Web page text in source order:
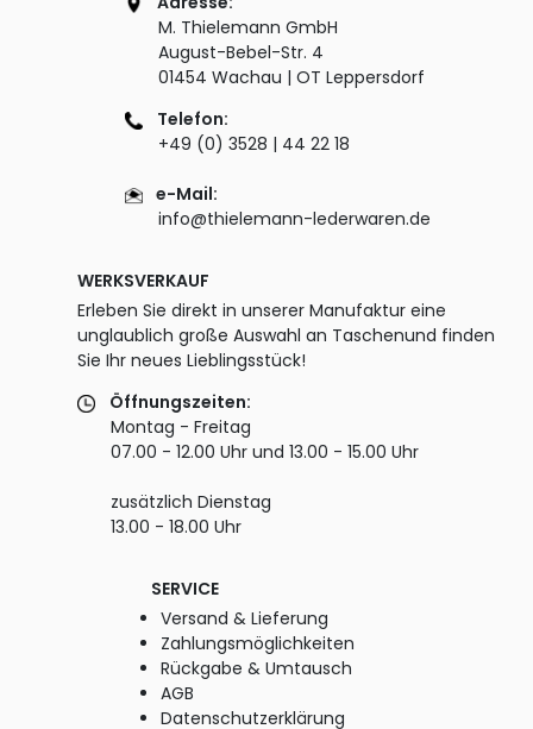
M. Thielemann GmbH
August-Bebel-Str. 4
01454 Wachau | OT Leppersdorf
Telefon:
+49 (0) 3528 | 44 22 18
e-Mail:
info@thielemann-lederwaren.de
WERKSVERKAUF
Erleben Sie direkt in unserer Manufaktur eine
unglaublich große Auswahl an Taschenund finden
Sie Ihr neues Lieblingsstück!
Öffnungszeiten:
Montag - Freitag
07.00 - 12.00 Uhr und 13.00 - 15.00 Uhr
zusätzlich Dienstag
13.00 - 18.00 Uhr
SERVICE
Versand & Lieferung
Zahlungsmöglichkeiten
Rückgabe & Umtausch
AGB
Datenschutzerklärung